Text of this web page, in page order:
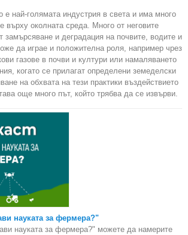
е най-голямата индустрия в света и има много
върху околната среда. Много от неговите
замърсяване и деградация на почвите, водите и
да играе и положителна роля, например чрез
газове в почви и култури или намаляването
когато се прилагат определени земеделски
на обхвата на тези практики въздействието
още много път, който трябва да се извърви.
науката за фермера?"
науката за фермера?" можете да намерите